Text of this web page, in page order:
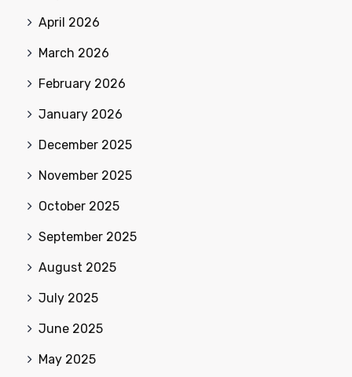
April 2026
March 2026
February 2026
January 2026
December 2025
November 2025
October 2025
September 2025
August 2025
July 2025
June 2025
May 2025